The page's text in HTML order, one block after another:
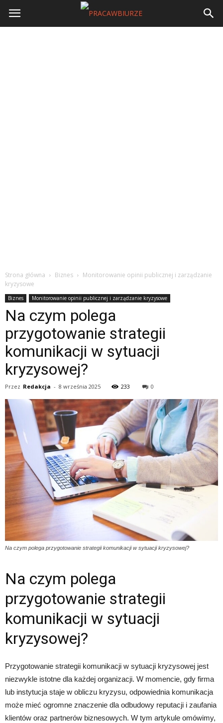
Strona główna Biznes
Monitorowanie opinii publicznej i zarządzanie
kryzysowe
Biznes Monitorowanie opinii publicznej i zarządzanie kryzysowe
Na czym polega
przygotowanie strategii
komunikacji w sytuacji
kryzysowej?
Przez Redakcja - 8 września 2025 233 0
Na czym polega przygotowanie strategii komunikacji w sytuacji kryzysowej?
Na czym polega
przygotowanie strategii
komunikacji w sytuacji
kryzysowej?
Przygotowanie strategii komunikacji w sytuacji kryzysowej jest
niezwykle istotne dla każdej organizacji. W momencie, gdy firma
lub instytucja staje w obliczu kryzysu, odpowiednia komunikacja
może mieć ogromne znaczenie dla odbudowy reputacji i zaufania
klientów oraz partnerów biznesowych. W tym artykule omówimy,